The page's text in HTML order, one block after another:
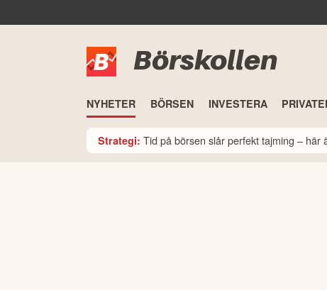
Börskollen
NYHETER BÖRSEN INVESTERA
Strategi: Tid på börsen slår perfekt tajming – här